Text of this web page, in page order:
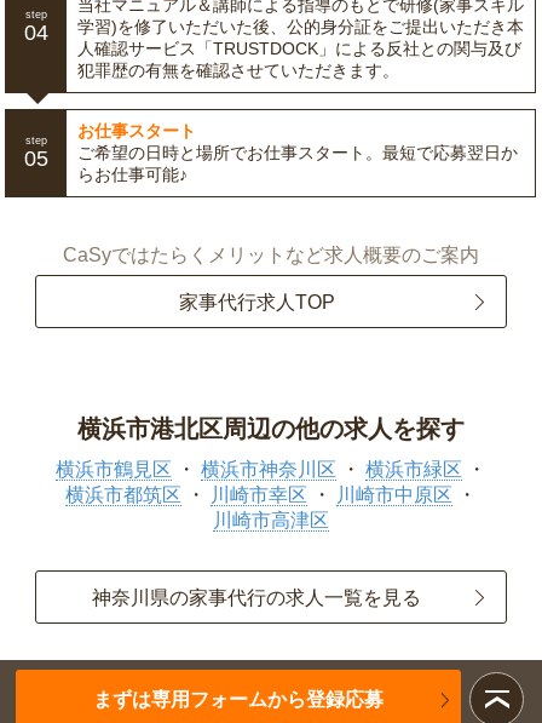
step
04
当社マニュアル＆講師による指導のもとで研修(家事スキル
学習)を修了いただいた後、公的身分証をご提出いただき本
人確認サービス「TRUSTDOCK」による反社との関与及び
犯罪歴の有無を確認させていただきます。
step
05
お仕事スタート
ご希望の日時と場所でお仕事スタート。最短で応募翌日か
らお仕事可能♪
CaSyではたらくメリットなど求人概要のご案内
家事代行求人TOP
横浜市港北区周辺の他の求人を探す
横浜市鶴見区 横浜市神奈川区
横浜市緑区
横浜市都筑区
川崎市幸区
川崎市中原区
川崎市高津区
神奈川県の家事代行の求人一覧を見る
まずは専用フォームから登録応募